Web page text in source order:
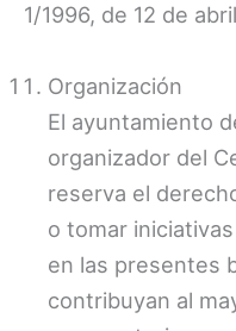
1/1996, de 12 de
Organización
El ayuntamiento
organizador del
reserva el
o tomar
en las presentes
contribuyan al